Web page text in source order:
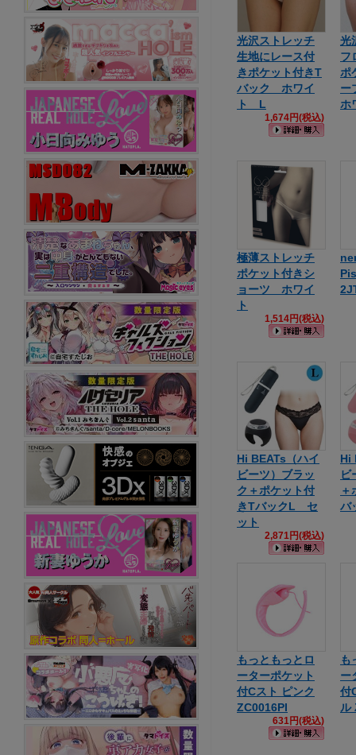
光沢ストレッチ
生地にレース付
きポケット付きT
バック ホワイ
ト L
1,674円(税込)
光
フ
ポ
ー
ホ
極薄ストレッチ
ポケット付きシ
ョーツ ホワイ
ト
1,514円(税込)
Hi BEATs（ハイ
ビーツ）ブラッ
ク＋ポケット付
きTバックL セ
ット
2,871円(税込)
Hi
ビ
＋
バ
もっともっとロ
ーターポケット
付Cスト ピンク
ZC0016PI
631円(税込)
も
ー
付
ル